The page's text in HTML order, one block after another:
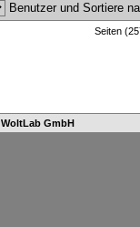
Benutzer und Sortiere
Seiten
WoltLab GmbH